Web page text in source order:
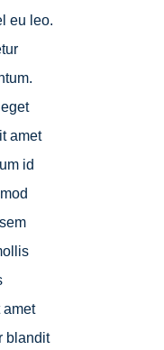
eu leo.
amet
id
amet
blandit